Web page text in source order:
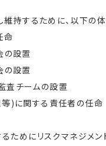
維持するために、以下の
命
の設置
の設置
査チームの設置
)に関する責任者の任命
ためにリスクマネジメ